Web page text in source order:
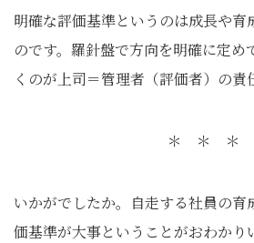
明確な評価基準というのは成長や育
のです。羅針盤で方向を明確に定め
くのが上司＝管理者（評価者）の責
＊ ＊ ＊
いかがでしたか。自走する社員の育
価基準が大事ということがおわかり